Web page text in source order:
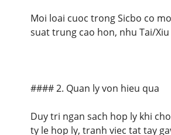
Moi loai cuoc trong Sicbo co
suat trung cao hon, nhu Tai/
#### 2. Quan ly von hieu qua
Duy tri ngan sach hop ly khi
ty le hop ly, tranh viec tat tay